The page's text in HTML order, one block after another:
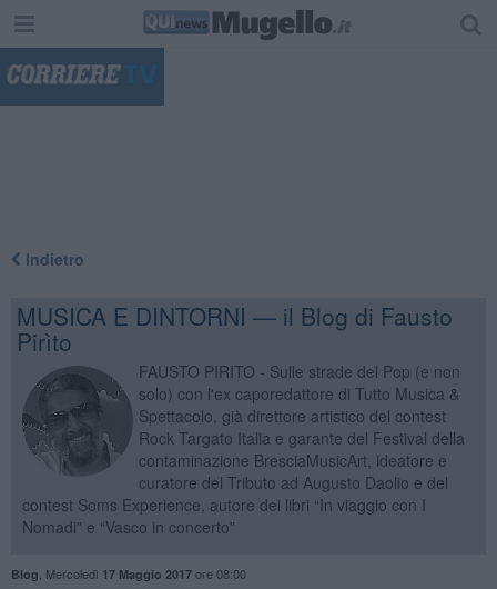
Indietro
MUSICA E DINTORNI — il Blog di Fausto
Pirìto
FAUSTO PIRITO - Sulle strade del Pop (e non
solo) con l'ex caporedattore di Tutto Musica &
Spettacolo, già direttore artistico del contest
Rock Targato Italia e garante del Festival della
contaminazione BresciaMusicArt, ideatore e
curatore del Tributo ad Augusto Daolio e del
contest Soms Experience, autore dei libri “In viaggio con I
Nomadi” e “Vasco in concerto”
Blog Mercoledì 17 Maggio 2017ore 08:00